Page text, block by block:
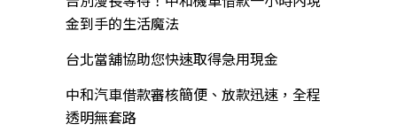
金到手的生活魔法
台北當舖協助您快速取得急用現金
中和汽車借款審核簡便、放款迅速，全程
透明無套路